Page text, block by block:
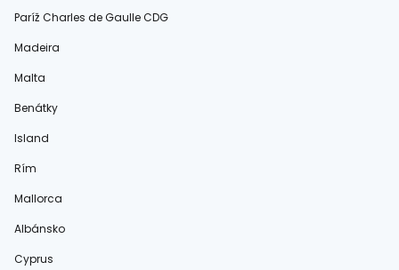
Paríž Charles de Gaulle CDG
Madeira
Malta
Benátky
Island
Rím
Mallorca
Albánsko
Cyprus